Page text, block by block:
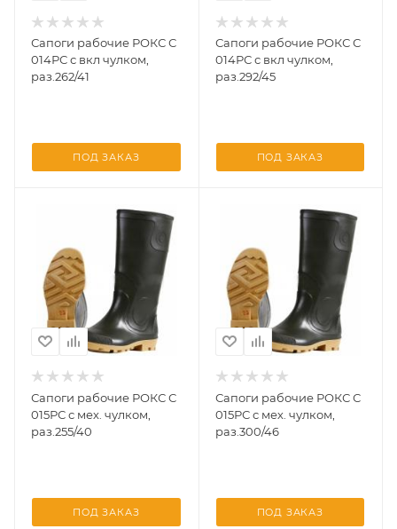
Сапоги рабочие РОКС С
014РС с вкл чулком,
раз.262/41
ПОД ЗАКАЗ
Сапоги рабочие РОКС С
014РС с вкл чулком,
раз.292/45
ПОД ЗАКАЗ
Сапоги рабочие РОКС С
015РС с мех. чулком,
раз.255/40
ПОД ЗАКАЗ
Сапоги рабочие РОКС С
015РС с мех. чулком,
раз.300/46
ПОД ЗАКАЗ